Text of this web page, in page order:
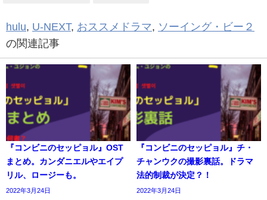
hulu, U-NEXT, おススメドラマ, ソーイング・ビー２
の関連記事
『コンビニのセッピョル』OST
まとめ。カンダニエルやエイプ
リル、ロージーも。
2022年3月24日
『コンビニのセッピョル』チ・
チャンウクの撮影裏話。ドラマ
法的制裁が決定？！
2022年3月24日